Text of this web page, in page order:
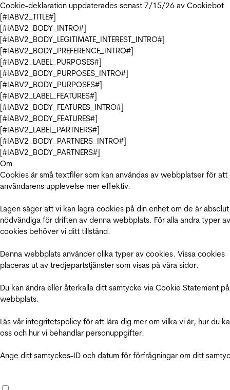
Cookie-deklaration uppdaterades senast 7/15/26 av Cookiebot
[#IABV2_TITLE#]
[#IABV2_BODY_INTRO#]
[#IABV2_BODY_LEGITIMATE_INTEREST_INTRO#]
[#IABV2_BODY_PREFERENCE_INTRO#]
[#IABV2_LABEL_PURPOSES#]
[#IABV2_BODY_PURPOSES_INTRO#]
[#IABV2_BODY_PURPOSES#]
[#IABV2_LABEL_FEATURES#]
[#IABV2_BODY_FEATURES_INTRO#]
[#IABV2_BODY_FEATURES#]
[#IABV2_LABEL_PARTNERS#]
[#IABV2_BODY_PARTNERS_INTRO#]
[#IABV2_BODY_PARTNERS#]
Om
Cookies är små textfiler som kan användas av webbplatser för att
användarens upplevelse mer effektiv.
Lagen säger att vi kan lagra cookies på din enhet om de är absolut
nödvändiga för driften av denna webbplats. För alla andra typer av
cookies behöver vi ditt tillstånd.
Denna webbplats använder olika typer av cookies. Vissa cookies
placeras ut av tredjepartstjänster som visas på våra sidor.
Du kan ändra eller återkalla ditt samtycke via Cookie Statement
webbplats.
Läs vår integritetspolicy för att lära dig mer om vilka vi är, hur du
oss och hur vi behandlar personuppgifter.
Ange ditt samtyckes-ID och datum för förfrågningar om ditt